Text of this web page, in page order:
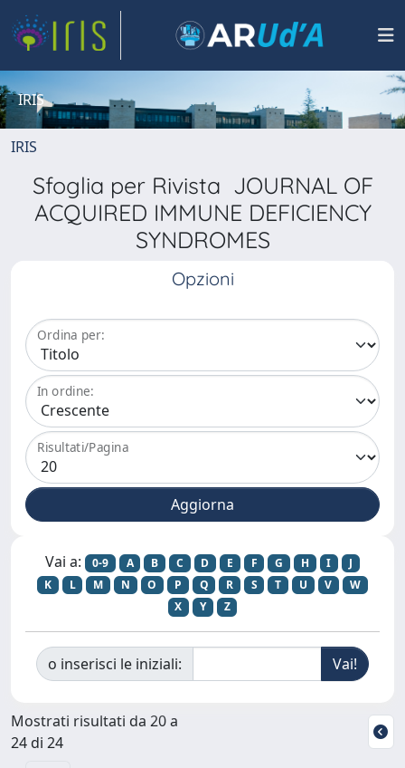
IRIS
IRIS
Sfoglia per Rivista JOURNAL OF
ACQUIRED IMMUNE DEFICIENCY
SYNDROMES
Opzioni
Ordina per:
In ordine:
Risultati/Pagina
Vai a: 0-9 A B C D E F G H I
J
K
L M N O P Q R S T U V
W
X
Y Z
o inserisci le iniziali:
Mostrati risultati da 20 a
24 di 24